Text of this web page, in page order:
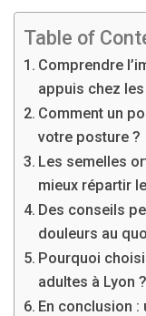
Table of
Comprendre
appuis chez
Comment un
votre posture ?
Les semelles
mieux répartir
Des conseils
douleurs au
Pourquoi
adultes à Lyon ?
En conclusion